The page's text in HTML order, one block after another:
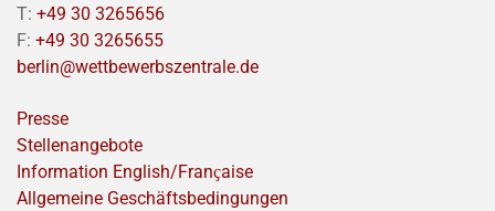
T: +49 30 3265656
F: +49 30 3265655
berlin@wettbewerbszentrale.de
Presse
Stellenangebote
Information English/Franҫaise
Allgemeine Geschäftsbedingungen